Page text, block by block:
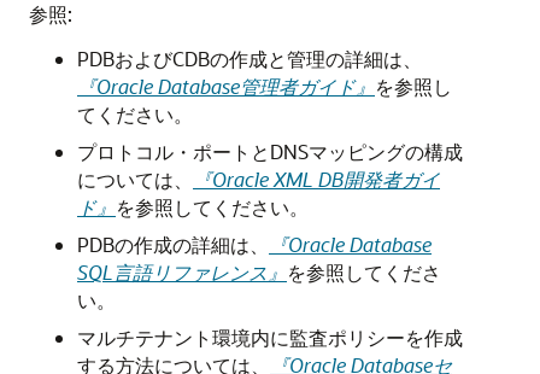
参照:
PDBおよびCDBの作成と管理の詳細は、
『Oracle Database管理者ガイド』 を参照し
てください。
プロトコル・ポートとDNSマッピングの構成
については、
『Oracle XML DB開発者ガイ
ド』 を参照してください。
PDBの作成の詳細は、
『Oracle Database
SQL言語リファレンス』 を参照してくださ
い。
マルチテナント環境内に監査ポリシーを作成
する方法については、
『Oracle Databaseセ